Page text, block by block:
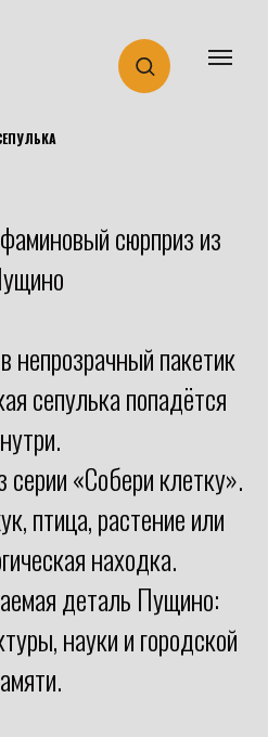
сюрприз из
непрозрачный пакетик
сепулька попадётся
«Собери клетку».
птица, растение или
находка.
деталь Пущино:
науки и городской